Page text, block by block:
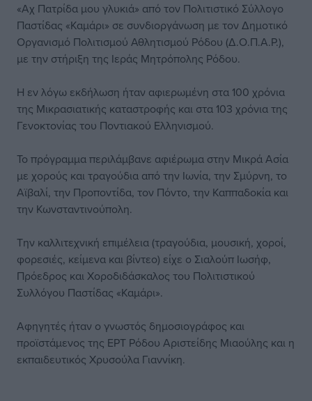
«Αχ Πατρίδα μου γλυκιά» από τον Πολιτιστικό Σύλλογο
Παστίδας «Καμάρι» σε συνδιοργάνωση με τον Δημοτικό
Οργανισμό Πολιτισμού Αθλητισμού Ρόδου (Δ.Ο.Π.Α.Ρ.),
με την στήριξη της Ιεράς Μητρόπολης Ρόδου.
Η εν λόγω εκδήλωση ήταν αφιερωμένη στα 100 χρόνια
της Μικρασιατικής καταστροφής και στα 103 χρόνια της
Γενοκτονίας του Ποντιακού Ελληνισμού.
Το πρόγραμμα περιλάμβανε αφιέρωμα στην Μικρά Ασία
με χορούς και τραγούδια από την Ιωνία, την Σμύρνη, το
Αϊβαλί, την Προποντίδα, τον Πόντο, την Καππαδοκία και
την Κωνσταντινούπολη.
Την καλλιτεχνική επιμέλεια (τραγούδια, μουσική, χοροί,
φορεσιές, κείμενα και βίντεο) είχε ο Σιαλούπ Ιωσήφ,
Πρόεδρος και Χοροδιδάσκαλος του Πολιτιστικού
Συλλόγου Παστίδας «Καμάρι».
Αφηγητές ήταν ο γνωστός δημοσιογράφος και
προϊστάμενος της ΕΡΤ Ρόδου Αριστείδης Μιαούλης και η
εκπαιδευτικός Χρυσούλα Γιαννίκη.